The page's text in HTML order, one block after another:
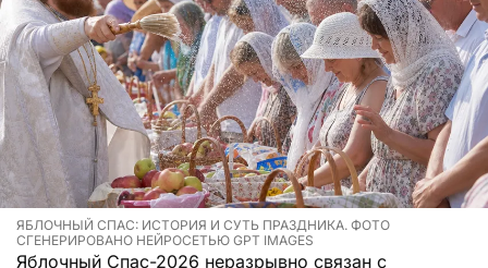
ЯБЛОЧНЫЙ СПАС: ИСТОРИЯ И СУТЬ ПРАЗДНИКА. ФОТО
СГЕНЕРИРОВАНО НЕЙРОСЕТЬЮ GPT IMAGES
Яблочный Спас-2026 неразрывно связан с